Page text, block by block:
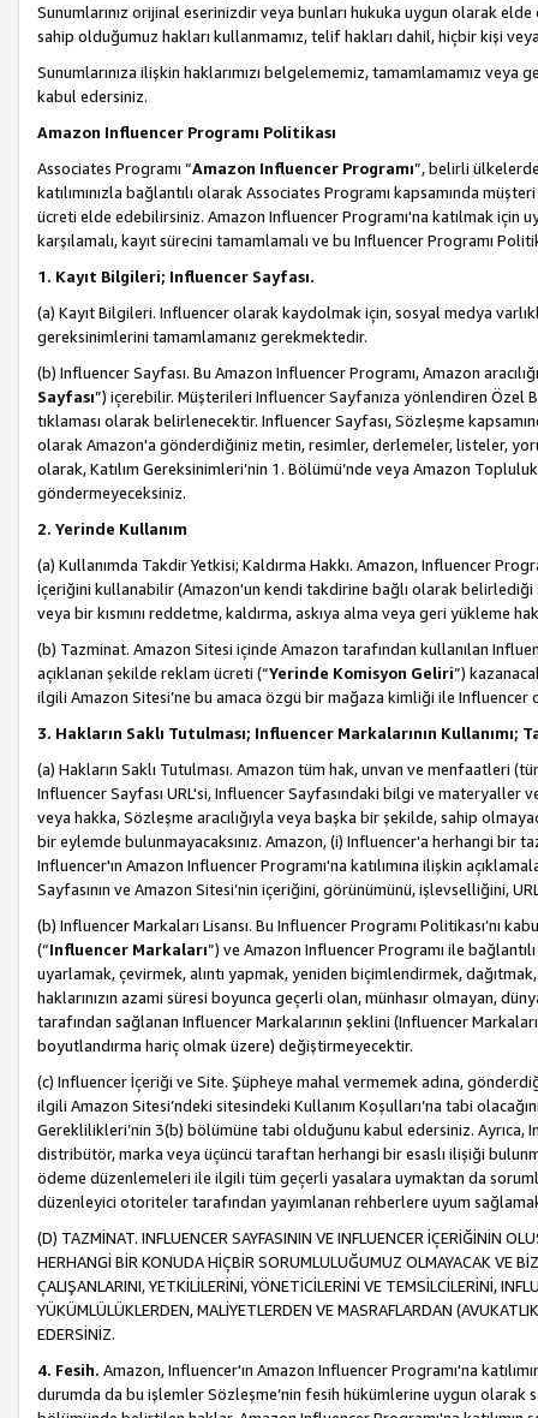
Sunumlarınız orijinal eserinizdir veya bunları hukuka uygun olarak
sahip olduğumuz hakları kullanmamız, telif hakları dahil, hiçbir kişi
Sunumlarınıza ilişkin haklarımızı belgelememiz, tamamlamamız
kabul edersiniz.
Amazon Influencer Programı Politikası
Associates Programı “Amazon Influencer Programı”, belirli
katılımınızla bağlantılı olarak Associates Programı kapsamında
ücreti elde edebilirsiniz. Amazon Influencer Programı'na katılmak için
karşılamalı, kayıt sürecini tamamlamalı ve bu Influencer Programı
1. Kayıt Bilgileri; Influencer Sayfası.
(a) Kayıt Bilgileri. Influencer olarak kaydolmak için, sosyal medya
gereksinimlerini tamamlamanız gerekmektedir.
(b) Influencer Sayfası. Bu Amazon Influencer Programı, Amazon
Sayfası”) içerebilir. Müşterileri Influencer Sayfanıza yönlendiren Özel
tıklaması olarak belirlenecektir. Influencer Sayfası, Sözleşme
olarak Amazon'a gönderdiğiniz metin, resimler, derlemeler, listeler,
olarak, Katılım Gereksinimleri’nin 1. Bölümü’nde veya Amazon
göndermeyeceksiniz.
2. Yerinde Kullanım
(a) Kullanımda Takdir Yetkisi; Kaldırma Hakkı. Amazon, Influencer
İçeriğini kullanabilir (Amazon'un kendi takdirine bağlı olarak belirlediği
veya bir kısmını reddetme, kaldırma, askıya alma veya geri yükleme
(b) Tazminat. Amazon Sitesi içinde Amazon tarafından kullanılan
açıklanan şekilde reklam ücreti (“Yerinde Komisyon Geliri”)
ilgili Amazon Sitesi’ne bu amaca özgü bir mağaza kimliği ile Influencer
3. Hakların Saklı Tutulması; Influencer Markalarının Kullanımı;
(a) Hakların Saklı Tutulması. Amazon tüm hak, unvan ve menfaatleri
Influencer Sayfası URL'si, Influencer Sayfasındaki bilgi ve materyaller
veya hakka, Sözleşme aracılığıyla veya başka bir şekilde, sahip
bir eylemde bulunmayacaksınız. Amazon, (i) Influencer'a herhangi bir
Influencer'ın Amazon Influencer Programı'na katılımına ilişkin
Sayfasının ve Amazon Sitesi’nin içeriğini, görünümünü, işlevselliğini,
(b) Influencer Markaları Lisansı. Bu Influencer Programı Politikası’nı
(“Influencer Markaları”) ve Amazon Influencer Programı ile
uyarlamak, çevirmek, alıntı yapmak, yeniden biçimlendirmek,
haklarınızın azami süresi boyunca geçerli olan, münhasır olmayan,
tarafından sağlanan Influencer Markalarının şeklini (Influencer
boyutlandırma hariç olmak üzere) değiştirmeyecektir.
(c) Influencer İçeriği ve Site. Şüpheye mahal vermemek adına,
ilgili Amazon Sitesi’ndeki sitesindeki Kullanım Koşulları’na tabi
Gereklilikleri’nin 3(b) bölümüne tabi olduğunu kabul edersiniz. Ayrıca,
distribütör, marka veya üçüncü taraftan herhangi bir esaslı ilişiği
ödeme düzenlemeleri ile ilgili tüm geçerli yasalara uymaktan da
düzenleyici otoriteler tarafından yayımlanan rehberlere uyum
(D) TAZMİNAT. INFLUENCER SAYFASININ VE INFLUENCER İÇERİĞİNİN
HERHANGİ BİR KONUDA HİÇBİR SORUMLULUĞUMUZ OLMAYACAK VE
ÇALIŞANLARINI, YETKİLİLERİNİ, YÖNETİCİLERİNİ VE TEMSİLCİLERİNİ,
YÜKÜMLÜLÜKLERDEN, MALİYETLERDEN VE MASRAFLARDAN
EDERSİNİZ.
4. Fesih. Amazon, Influencer'ın Amazon Influencer Programı'na
durumda da bu işlemler Sözleşme’nin fesih hükümlerine uygun olarak